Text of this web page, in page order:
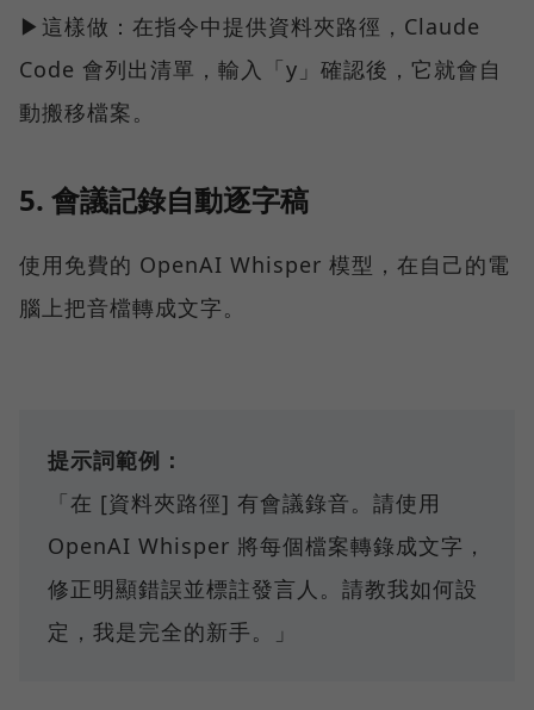
▶這樣做：在指令中提供資料夾路徑，Claude
Code 會列出清單，輸入「y」確認後，它就會自
動搬移檔案。
5. 會議記錄自動逐字稿
使用免費的 OpenAI Whisper 模型，在自己的電
腦上把音檔轉成文字。
提示詞範例：
「在 [資料夾路徑] 有會議錄音。請使用
OpenAI Whisper 將每個檔案轉錄成文字，
修正明顯錯誤並標註發言人。請教我如何設
定，我是完全的新手。」